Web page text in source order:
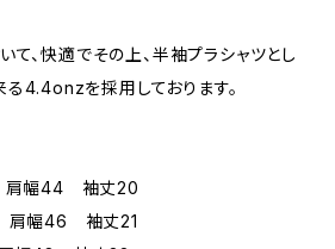
て、快適でその上、半袖プラシャツとし
4.4onzを採用しております。
幅44 袖丈20
幅46 袖丈21